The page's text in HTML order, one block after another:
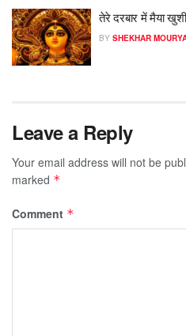
तेरे दरबार में मैया
BY SHEKHAR
Leave a Reply
Your email address will not be
marked *
Comment *